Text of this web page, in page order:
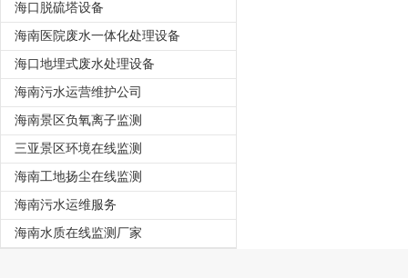
海口脱硫塔设备
海南医院废水一体化处理设备
海口地埋式废水处理设备
海南污水运营维护公司
海南景区负氧离子监测
三亚景区环境在线监测
海南工地扬尘在线监测
海南污水运维服务
海南水质在线监测厂家